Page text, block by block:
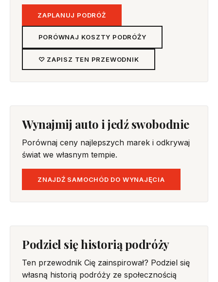
ZAPLANUJ PODRÓŻ
PORÓWNAJ KOSZTY PODRÓŻY
♡ ZAPISZ TEN PRZEWODNIK
Wynajmij auto i jedź swobodnie
Porównaj ceny najlepszych marek i odkrywaj
świat we własnym tempie.
ZNAJDŹ SAMOCHÓD DO WYNAJĘCIA
Podziel się historią podróży
Ten przewodnik Cię zainspirował? Podziel się
własną historią podróży ze społecznością